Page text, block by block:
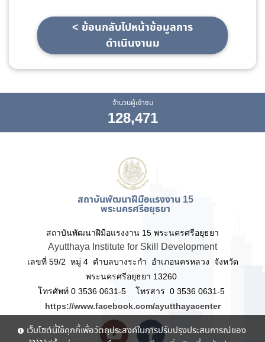
< ย้อนกลับไปหน้าข้อมูลการ
ดำเนินงานม
จำนวนผู้เข้าชม
128,471
สถาบันพัฒนาฝีมือแรงงาน 15
พระนครศรีอยุธยา
สถาบันพัฒนาฝีมือแรงงาน 15 พระนครศรีอยุธยา
Ayutthaya Institute for Skill Development
เลขที่ 59/2 หมู่ 4 ตำบลบางระกำ อำเภอนครหลวง จังหวัด
พระนครศรีอยุธยา 13260
โทรศัพท์ 0 3536 0631-5 โทรสาร 0 3536 0631-5
https://www.facebook.com/ayutthayacenter
เว็บไซต์นี้ใช้คุกกี้เพื่อวัตถุประสงค์ในการปรับปรุงประสบการณ์ของ